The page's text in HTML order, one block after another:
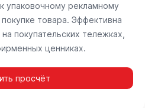
упаковочному рекламному
товара. Эффективна
покупательских тележках,
ценниках.
просчёт